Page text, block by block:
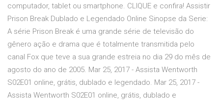
computador, tablet ou smartphone. CLIQUE e confira! Assistir
Prison Break Dublado e Legendado Online Sinopse da Serie:
A série Prison Break é uma grande série de televisão do
gênero ação e drama que é totalmente transmitida pelo
canal Fox que teve a sua grande estreia no dia 29 do mês de
agosto do ano de 2005. Mar 25, 2017 - Assista Wentworth
S02E01 online, grátis, dublado e legendado. Mar 25, 2017 -
Assista Wentworth S02E01 online, grátis, dublado e